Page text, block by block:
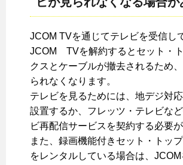
JCOM TVを通じてテレビを受信し
JCOM TVを解約するとセット・
クスとケーブルが撤去されるため
られなくなります。
テレビを見るためには、地デジ対
設置するか、フレッツ・テレビな
ビ再配信サービスを契約する必要が
また、録画機能付きセット・トッ
をレンタルしている場合は、